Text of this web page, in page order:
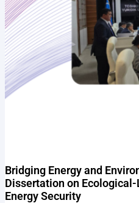
Bridging Energy and
Dissertation on
Energy Security